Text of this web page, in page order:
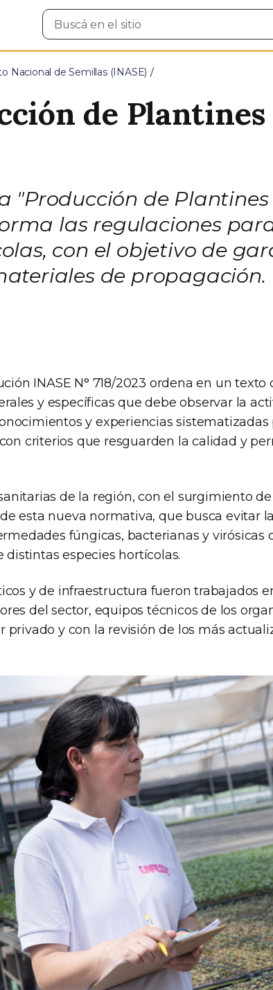
Buscar
en
Nacional de Semillas (INASE)
de Plantines
"Producción de Plantines
las regulaciones
con el objetivo de
de propagación.
INASE N° 718/2023 ordena en un texto
y específicas que debe observar la
y experiencias sistematizadas
criterios que resguarden la calidad y
de la región, con el surgimiento
esta nueva normativa, que busca evitar la
fúngicas, bacterianas y virósicas
especies hortícolas.
y de infraestructura fueron trabajados
del sector, equipos técnicos de los
privado y con la revisión de los más